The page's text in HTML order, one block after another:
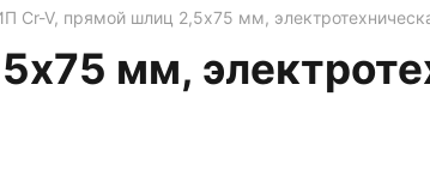
Cr-V, прямой шлиц 2,5х75 мм,
мм,